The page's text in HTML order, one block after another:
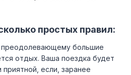
простых правил:
большие
отдых. Ваша поездка будет
если, заранее